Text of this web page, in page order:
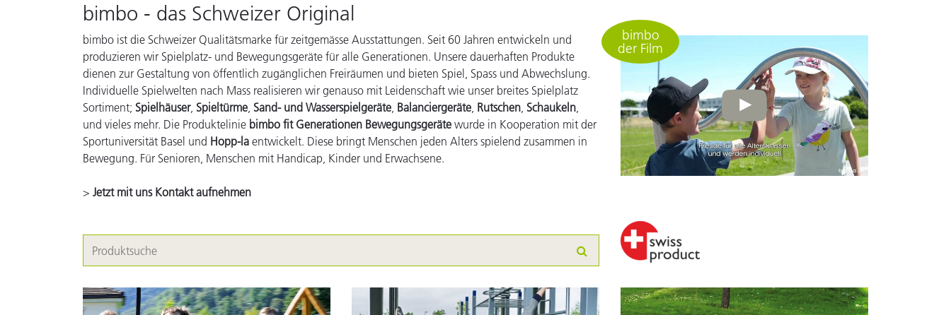
bimbo - das Schweizer Original
bimbo ist die Schweizer Qualitätsmarke für zeitgemässe Ausstattungen. Seit 60 Jahren entwickeln und
produzieren wir Spielplatz- und Bewegungsgeräte für alle Generationen. Unsere dauerhaften Produkte
dienen zur Gestaltung von öffentlich zugänglichen Freiräumen und bieten Spiel, Spass und Abwechslung.
Individuelle Spielwelten nach Mass realisieren wir genauso mit Leidenschaft wie unser breites Spielplatz
Sortiment; Spielhäuser, Spieltürme, Sand- und Wasserspielgeräte, Balanciergeräte, Rutschen, Schaukeln,
und vieles mehr. Die Produktelinie bimbo fit Generationen Bewegungsgeräte wurde in Kooperation mit der
Sportuniversität Basel und Hopp-la entwickelt. Diese bringt Menschen jeden Alters spielend zusammen in
Bewegung. Für Senioren, Menschen mit Handicap, Kinder und Erwachsene.
> Jetzt mit uns Kontakt aufnehmen